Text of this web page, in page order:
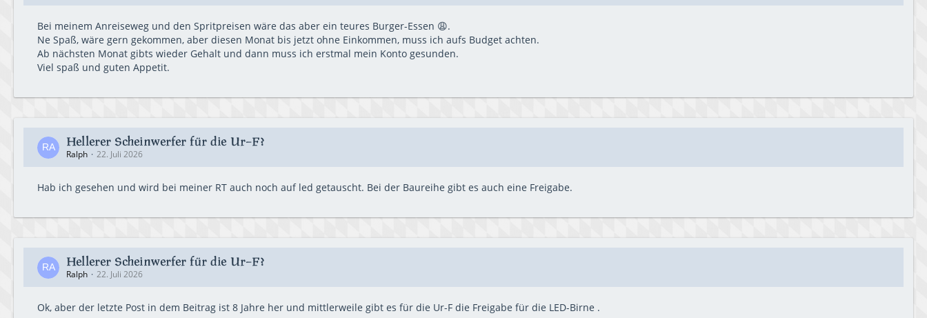
Bei meinem Anreiseweg und den Spritpreisen wäre das aber ein teures Burger-Essen 😩.
Ne Spaß, wäre gern gekommen, aber diesen Monat bis jetzt ohne Einkommen, muss ich aufs Budget achten.
Ab nächsten Monat gibts wieder Gehalt und dann muss ich erstmal mein Konto gesunden.
Viel spaß und guten Appetit.
Hellerer Scheinwerfer für die Ur-F?
Ralph 22. Juli 2026
Hab ich gesehen und wird bei meiner RT auch noch auf led getauscht. Bei der Baureihe gibt es auch eine Freigabe.
Hellerer Scheinwerfer für die Ur-F?
Ralph 22. Juli 2026
Ok, aber der letzte Post in dem Beitrag ist 8 Jahre her und mittlerweile gibt es für die Ur-F die Freigabe für die LED-Birne .